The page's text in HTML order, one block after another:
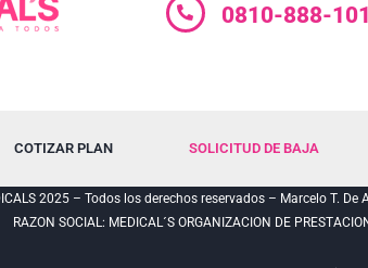
0810-888-
COTIZAR PLAN SOLICITUD DE BAJA
2025 – Todos los derechos reservados – Marcelo T.
RAZON SOCIAL: MEDICAL´S ORGANIZACION DE